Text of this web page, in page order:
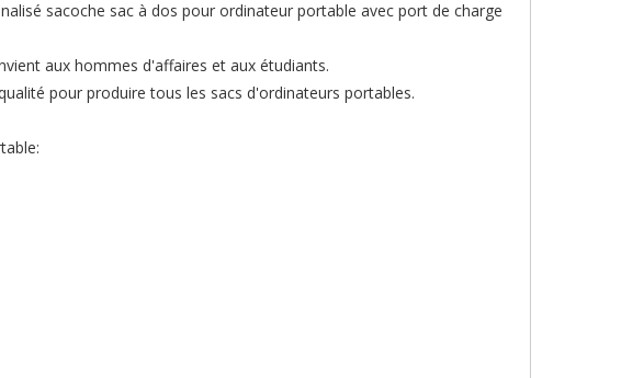
sacoche sac à dos pour ordinateur portable avec port de charge
aux hommes d'affaires et aux étudiants.
pour produire tous les sacs d'ordinateurs portables.